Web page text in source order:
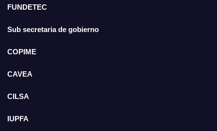
FUNDETEC
Sub secretaria de gobierno
COPIME
CAVEA
CILSA
IUPFA